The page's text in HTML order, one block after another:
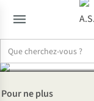
Pour ne plus